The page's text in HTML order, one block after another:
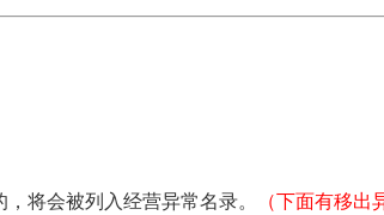
将会被列入经营异常名录。 （下面有移